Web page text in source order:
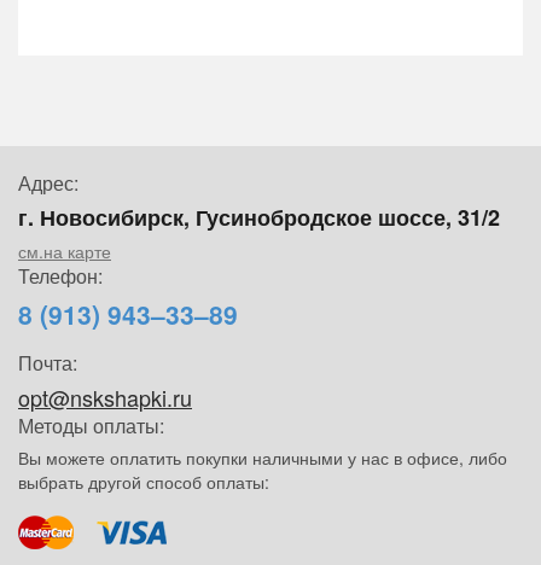
Адрес:
г. Новосибирск, Гусинобродское шоссе, 31/2
см.на карте
Телефон:
8 (913) 943–33–89
Почта:
opt@nskshapki.ru
Методы оплаты:
Вы можете оплатить покупки наличными у нас в офисе, либо
выбрать другой способ оплаты: